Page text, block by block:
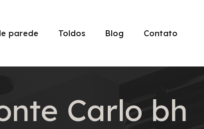
parede Toldos Blog Contato
Carlo bh